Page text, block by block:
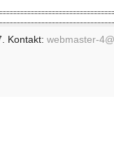
Kontakt: webmaster-4@